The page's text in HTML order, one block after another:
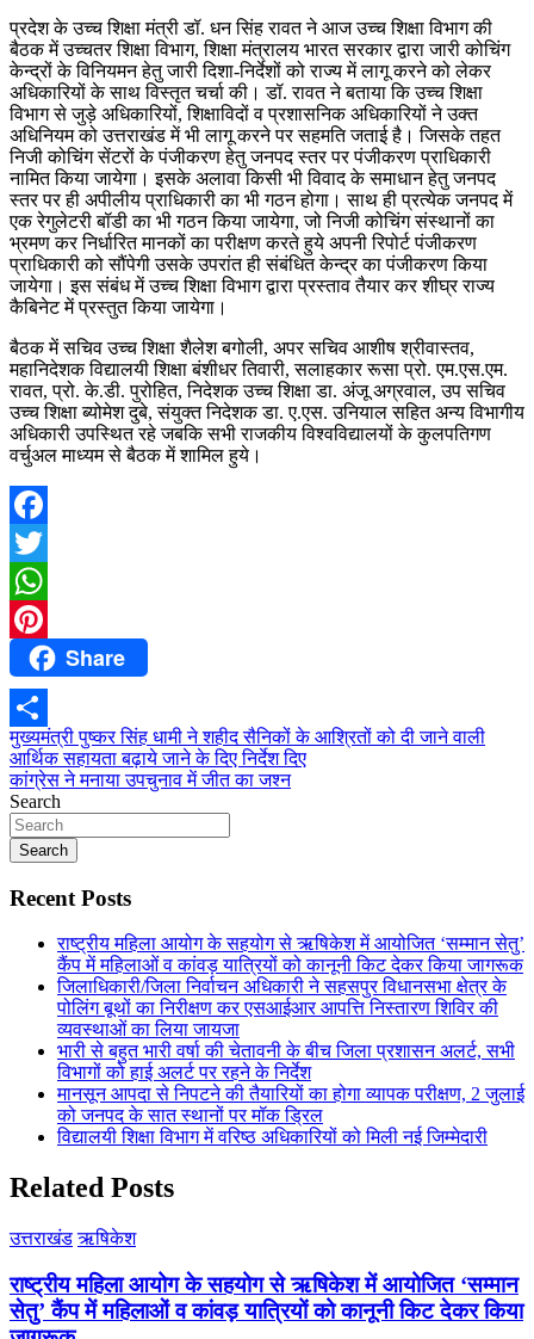
प्रदेश के उच्च शिक्षा मंत्री डॉ. धन सिंह रावत ने आज उच्च शिक्षा विभाग की
बैठक में उच्चतर शिक्षा विभाग, शिक्षा मंत्रालय भारत सरकार द्वारा जारी कोचिंग
केन्द्रों के विनियमन हेतु जारी दिशा-निर्देशों को राज्य में लागू करने को लेकर
अधिकारियों के साथ विस्तृत चर्चा की। डॉ. रावत ने बताया कि उच्च शिक्षा
विभाग से जुड़े अधिकारियों, शिक्षाविदों व प्रशासनिक अधिकारियों ने उक्त
अधिनियम को उत्तराखंड में भी लागू करने पर सहमति जताई है। जिसके तहत
निजी कोचिंग सेंटरों के पंजीकरण हेतु जनपद स्तर पर पंजीकरण प्राधिकारी
नामित किया जायेगा। इसके अलावा किसी भी विवाद के समाधान हेतु जनपद
स्तर पर ही अपीलीय प्राधिकारी का भी गठन होगा। साथ ही प्रत्येक जनपद में
एक रेगुलेटरी बॉडी का भी गठन किया जायेगा, जो निजी कोचिंग संस्थानों का
भ्रमण कर निर्धारित मानकों का परीक्षण करते हुये अपनी रिपोर्ट पंजीकरण
प्राधिकारी को सौंपेगी उसके उपरांत ही संबंधित केन्द्र का पंजीकरण किया
जायेगा। इस संबंध में उच्च शिक्षा विभाग द्वारा प्रस्ताव तैयार कर शीघ्र राज्य
कैबिनेट में प्रस्तुत किया जायेगा।
बैठक में सचिव उच्च शिक्षा शैलेश बगोली, अपर सचिव आशीष श्रीवास्तव,
महानिदेशक विद्यालयी शिक्षा बंशीधर तिवारी, सलाहकार रूसा प्रो. एम.एस.एम.
रावत, प्रो. के.डी. पुरोहित, निदेशक उच्च शिक्षा डा. अंजू अग्रवाल, उप सचिव
उच्च शिक्षा ब्योमेश दुबे, संयुक्त निदेशक डा. ए.एस. उनियाल सहित अन्य विभागीय
अधिकारी उपस्थित रहे जबकि सभी राजकीय विश्वविद्यालयों के कुलपतिगण
वर्चुअल माध्यम से बैठक में शामिल हुये।
Facebook
Twitter
WhatsApp
PinterestShare
Share
Post
navigation
मुख्यमंत्री पुष्कर सिंह धामी ने शहीद सैनिकों के आश्रितों को दी जाने वाली
आर्थिक सहायता बढ़ाये जाने के दिए निर्देश दिए
कांग्रेस ने मनाया उपचुनाव में जीत का जश्न
Search
Search
Recent Posts
राष्ट्रीय महिला आयोग के सहयोग से ऋषिकेश में आयोजित ‘सम्मान सेतु’
कैंप में महिलाओं व कांवड़ यात्रियों को कानूनी किट देकर किया जागरूक
जिलाधिकारी/जिला निर्वाचन अधिकारी ने सहसपुर विधानसभा क्षेत्र के
पोलिंग बूथों का निरीक्षण कर एसआईआर आपत्ति निस्तारण शिविर की
व्यवस्थाओं का लिया जायजा
भारी से बहुत भारी वर्षा की चेतावनी के बीच जिला प्रशासन अलर्ट, सभी
विभागों को हाई अलर्ट पर रहने के निर्देश
मानसून आपदा से निपटने की तैयारियों का होगा व्यापक परीक्षण, 2 जुलाई
को जनपद के सात स्थानों पर मॉक ड्रिल
विद्यालयी शिक्षा विभाग में वरिष्ठ अधिकारियों को मिली नई जिम्मेदारी
Related Posts
उत्तराखंड ऋषिकेश
राष्ट्रीय महिला आयोग के सहयोग से ऋषिकेश में आयोजित ‘सम्मान
सेतु’ कैंप में महिलाओं व कांवड़ यात्रियों को कानूनी किट देकर किया